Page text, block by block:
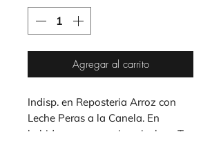
Agregar al carrito
Indisp. en Reposteria Arroz con
Leche Peras a la Canela. En
bebidas cervezas vinos incluso Te.